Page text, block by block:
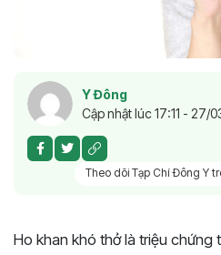
Y Đông
Cập nhật lúc 17:11 - 27/
Theo dõi Tạp Chí Đông Y
Ho khan khó thở là triệu